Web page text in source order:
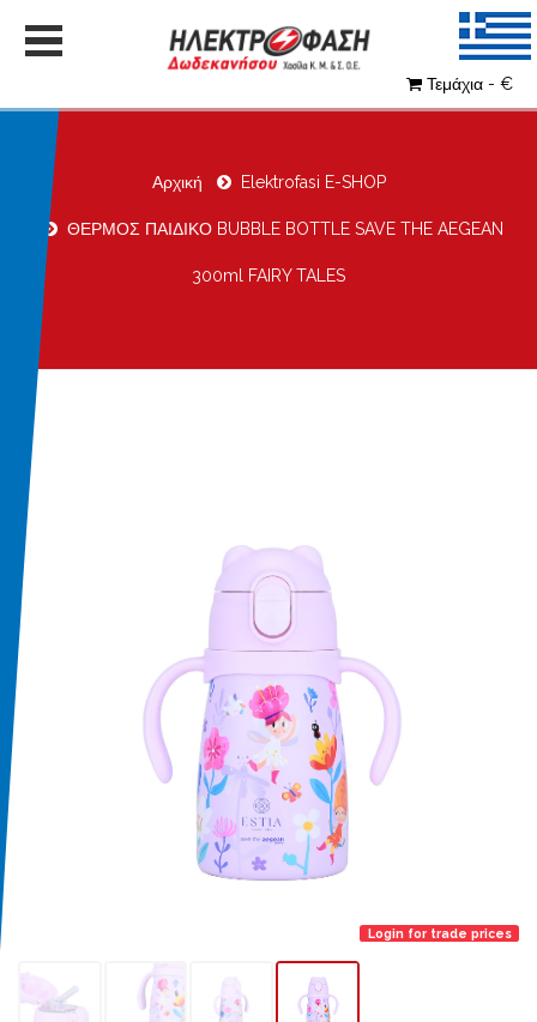
Τεμάχια - €
Αρχική Elektrofasi E-SHOP
ΘΕΡΜΟΣ ΠΑΙΔΙΚΟ BUBBLE BOTTLE SAVE THE AEGEAN
300ml FAIRY TALES
Login for trade prices